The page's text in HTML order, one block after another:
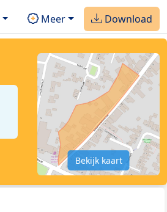
Meer Download
Bekijk kaart